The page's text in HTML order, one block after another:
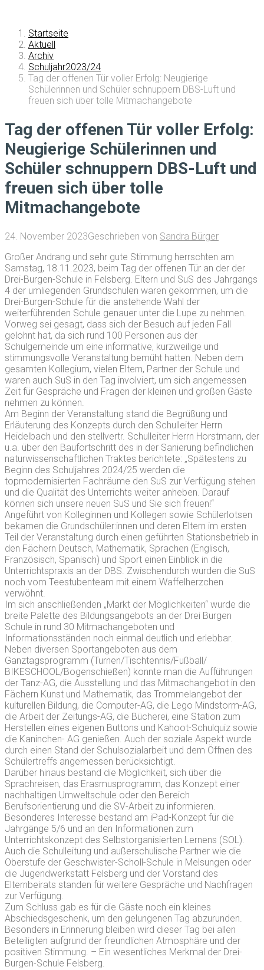
Startseite
Aktuell
Archiv
Schuljahr2023/24
Tag der offenen Tür voller Erfolg: Neugierige
Schülerinnen und Schüler schnuppern DBS-Luft und
freuen sich über tolle Mitmachangebote
Tag der offenen Tür voller Erfolg:
Neugierige Schülerinnen und
Schüler schnuppern DBS-Luft und
freuen sich über tolle
Mitmachangebote
24. November 2023Geschrieben von Sandra Bürger
Großer Andrang und sehr gute Stimmung herrschten am
Samstag, 18.11.2023, beim Tag der offenen Tür an der der
Drei-Burgen-Schule in Felsberg. Eltern und SuS des Jahrgangs
4 der umliegenden Grundschulen waren gekommen, um die
Drei-Burgen-Schule für die anstehende Wahl der
weiterführenden Schule genauer unter die Lupe zu nehmen.
Vorweg sei gesagt, dass sich der Besuch auf jeden Fall
gelohnt hat, da sich rund 100 Personen aus der
Schulgemeinde um eine informative, kurzweilige und
stimmungsvolle Veranstaltung bemüht hatten. Neben dem
gesamten Kollegium, vielen Eltern, Partner der Schule und
waren auch SuS in den Tag involviert, um sich angemessen
Zeit für Gespräche und Fragen der kleinen und großen Gäste
nehmen zu können.
Am Beginn der Veranstaltung stand die Begrüßung und
Erläuterung des Konzepts durch den Schulleiter Herrn
Heidelbach und den stellvertr. Schulleiter Herrn Horstmann, der
u.a. über den Baufortschritt des in der Sanierung befindlichen
naturwissenschaftlichen Traktes berichtete: „Spätestens zu
Beginn des Schuljahres 2024/25 werden die
topmodernisierten Fachräume den SuS zur Verfügung stehen
und die Qualität des Unterrichts weiter anheben. Darauf
können sich unsere neuen SuS und Sie sich freuen!“
Angeführt von Kolleginnen und Kollegen sowie Schülerlotsen
bekamen die Grundschüler:innen und deren Eltern im ersten
Teil der Veranstaltung durch einen geführten Stationsbetrieb in
den Fächern Deutsch, Mathematik, Sprachen (Englisch,
Französisch, Spanisch) und Sport einen Einblick in die
Unterrichtspraxis an der DBS. Zwischendurch wurden die SuS
noch vom Teestubenteam mit einem Waffelherzchen
verwöhnt.
Im sich anschließenden „Markt der Möglichkeiten“ wurde die
breite Palette des Bildungsangebots an der Drei Burgen
Schule in rund 30 Mitmachangeboten und
Informationsständen noch einmal deutlich und erlebbar.
Neben diversen Sportangeboten aus dem
Ganztagsprogramm (Turnen/Tischtennis/Fußball/
BIKESCHOOL/Bogenschießen) konnte man die Aufführungen
der Tanz-AG, die Ausstellung und das Mitmachangebot in den
Fächern Kunst und Mathematik, das Trommelangebot der
kulturellen Bildung, die Computer-AG, die Lego Mindstorm-AG,
die Arbeit der Zeitungs-AG, die Bücherei, eine Station zum
Herstellen eines eigenen Buttons und Kahoot-Schulquiz sowie
die Kaninchen- AG genießen. Auch der soziale Aspekt wurde
durch einen Stand der Schulsozialarbeit und dem Öffnen des
Schülertreffs angemessen berücksichtigt.
Darüber hinaus bestand die Möglichkeit, sich über die
Sprachreisen, das Erasmusprogramm, das Konzept einer
nachhaltigen Umweltschule oder den Bereich
Berufsorientierung und die SV-Arbeit zu informieren.
Besonderes Interesse bestand am iPad-Konzept für die
Jahrgänge 5/6 und an den Informationen zum
Unterrichtskonzept des Selbstorganisierten Lernens (SOL).
Auch die Schulleitung und außerschulische Partner wie die
Oberstufe der Geschwister-Scholl-Schule in Melsungen oder
die Jugendwerkstatt Felsberg und der Vorstand des
Elternbeirats standen für weitere Gespräche und Nachfragen
zur Verfügung.
Zum Schluss gab es für die Gäste noch ein kleines
Abschiedsgeschenk, um den gelungenen Tag abzurunden.
Besonders in Erinnerung bleiben wird dieser Tag bei allen
Beteiligten aufgrund der freundlichen Atmosphäre und der
positiven Stimmung. – Ein wesentliches Merkmal der Drei-
Burgen-Schule Felsberg.